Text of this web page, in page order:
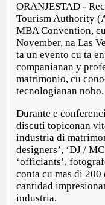
ORANJESTAD -
Tourism Authority
MBA Convention,
November, na Las
ta un evento cu ta
companianan y
matrimonio, cu
tecnologianan nobo.
Durante e
discuti topiconan
industria di
designers’, ‘DJ /
‘officiants’,
conta cu mas di
cantidad
industria.